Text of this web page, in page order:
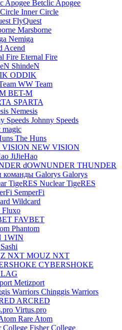
Betclic Apogee
Inner Circle
FlyQuest
Marsborne
Nemiga
Acend
Eternal Fire
ShindeN
ODDIK
WW Team
BET-M
SPARTA
Nemesis
Johnny Speeds
magic
The Huns
NEW VISION
JiJieHao
THUNDER
Galorys
Nuclear TigeRES
SemperFi
Wildcard
Fluxo
FAVBET
Phantom
1WIN
Sashi
MOUZ NXT
CYBERSHOKE
LAG
Metizport
Chinggis Warriors
ARCRED
Virtus.pro
Rare Atom
Fisher College